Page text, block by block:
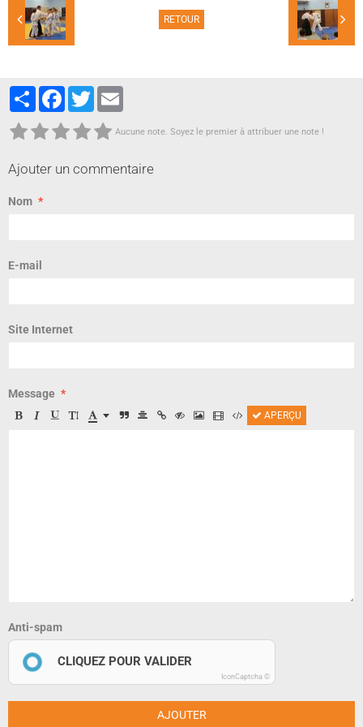
RETOUR
PartagerFacebook
Twitter
Aucune note. Soyez le premier à attribuer une note !
Ajouter un commentaire
Nom
E-mail
Site Internet
Message
APERÇU
Anti-spam
CLIQUEZ POUR VALIDER
IconCaptcha ©
AJOUTER